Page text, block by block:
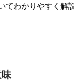
てわかりやすく